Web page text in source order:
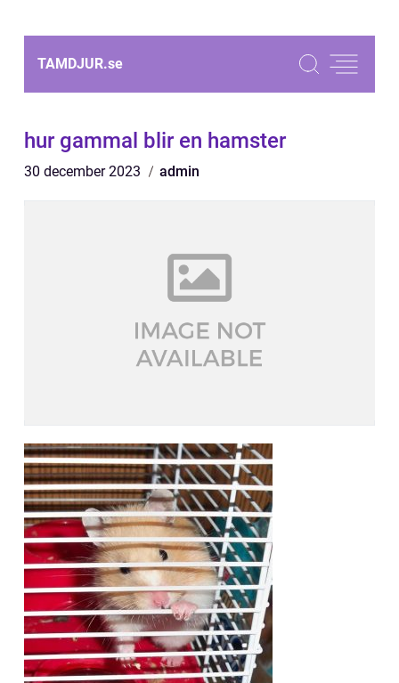
TAMDJUR.se
hur gammal blir en hamster
30 december 2023 admin